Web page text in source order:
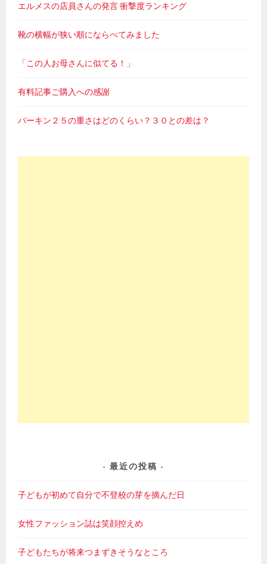
エルメスの店員さんの発言 衝撃度ランキング
靴の横幅が狭い順にならべてみました
「この人お母さんに似てる！」
有料記事ご購入への感謝
バーキン２５の重さはどのくらい？３０との差は？
最近の投稿
子どもが初めて自分で不登校の芽を摘んだ日
女性ファッション誌は笑顔控えめ
子どもたちが将来つまずきそうなところ